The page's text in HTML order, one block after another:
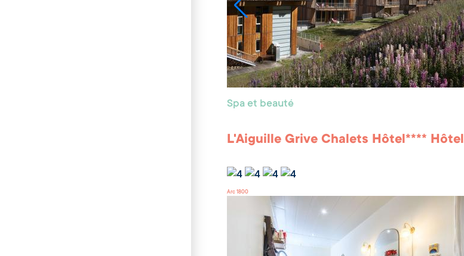
Spa et beauté
L'Aiguille Grive Chalets Hôtel**** Hôtel
Arc 1800